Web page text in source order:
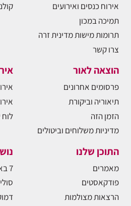
אירוח כנסים ואירועים
תמיכה במכון
תרומות מישות מדינית זרה
צרו קשר
הוצאה לאור
פרסומים אחרונים
תיאוריה וביקורת
הזמן הזה
מדיניות משלוחים וביטולים
התוכן שלנו
מאמרים
פודקאסטים
הרצאות מצולמות
7 באוקטובר